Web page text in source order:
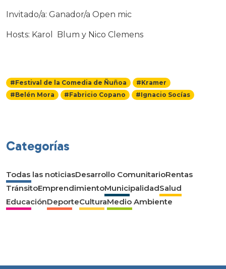
Invitado/a: Ganador/a Open mic
Hosts: Karol Blum y Nico Clemens
#Festival de la Comedia de Ñuñoa
#Kramer
#Belén Mora
#Fabricio Copano #Ignacio Socías
Categorías
Todas las noticiasDesarrollo ComunitarioRentas
TránsitoEmprendimientoMunicipalidadSalud
EducaciónDeporteCulturaMedio Ambiente